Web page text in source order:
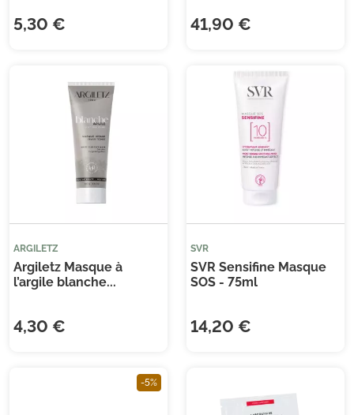
5,30 € 41,90 €
ARGILETZ
Argiletz Masque à
l’argile blanche...
4,30 €
SVR
SVR Sensifine Masque
SOS - 75ml
14,20 €
-5%